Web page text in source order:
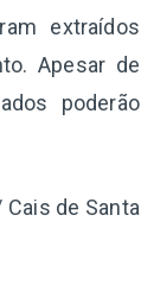
extraídos
Apesar de
poderão
de Santa